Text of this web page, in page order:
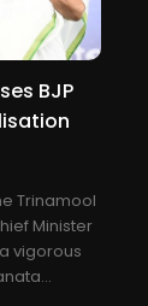
BJP
Trinamool
Minister
vigorous